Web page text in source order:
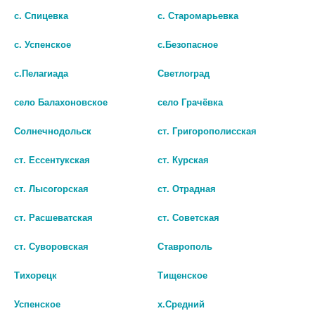
КОСМЕТИЧ МАКАДАМИИ 30МЛ
ВИНОГР.КОСТОЧКИ 25МЛ.
35 руб.
с. Спицевка с. Старомарьевка
с. Успенское с.Безопасное
с.Пелагиада Светлоград
село Балахоновское село Грачёвка
Солнечнодольск ст. Григорополисская
ст. Ессентукская ст. Курская
ст. Лысогорская ст. Отрадная
ст. Расшеватская ст. Советская
ст. Суворовская Ставрополь
Тихорецк Тищенское
Успенское х.Средний